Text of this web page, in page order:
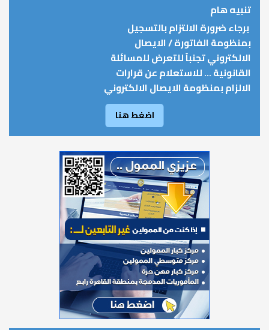
تنبيه هام
برجاء ضرورة الالتزام بالتسجيل
بمنظومة الفاتورة / الايصال
الالكتروني تجنباً للتعرض للمسائلة
القانونية ... للاستعلام عن قرارات
الالزام بمنظومة الايصال الالكتروني
اضغط هنا